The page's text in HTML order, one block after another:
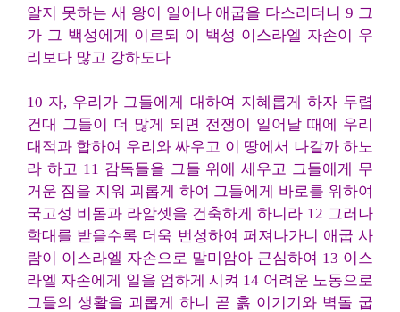
알지 못하는 새 왕이 일어나 애굽을 다스리더니 9 그
가 그 백성에게 이르되 이 백성 이스라엘 자손이 우
리보다 많고 강하도다
10 자, 우리가 그들에게 대하여 지혜롭게 하자 두렵
건대 그들이 더 많게 되면 전쟁이 일어날 때에 우리
대적과 합하여 우리와 싸우고 이 땅에서 나갈까 하노
라 하고 11 감독들을 그들 위에 세우고 그들에게 무
거운 짐을 지워 괴롭게 하여 그들에게 바로를 위하여
국고성 비돔과 라암셋을 건축하게 하니라 12 그러나
학대를 받을수록 더욱 번성하여 퍼져나가니 애굽 사
람이 이스라엘 자손으로 말미암아 근심하여 13 이스
라엘 자손에게 일을 엄하게 시켜 14 어려운 노동으로
그들의 생활을 괴롭게 하니 곧 흙 이기기와 벽돌 굽